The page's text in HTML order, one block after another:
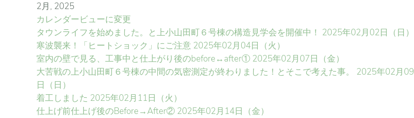
2月, 2025
カレンダービューに変更
タウンライフを始めました。と上小山田町６号棟の構造見学会を開催中！ 2025年02月02日（日）
寒波襲来！「ヒートショック」にご注意 2025年02月04日（火）
室内の壁で見る、工事中と仕上がり後のbefore↔after① 2025年02月07日（金）
大苦戦の上小山田町６号棟の中間の気密測定が終わりました！とそこで考えた事。
2025年02月09
日（日）
着工しました 2025年02月11日（火）
仕上げ前仕上げ後のBefore→After② 2025年02月14日（金）